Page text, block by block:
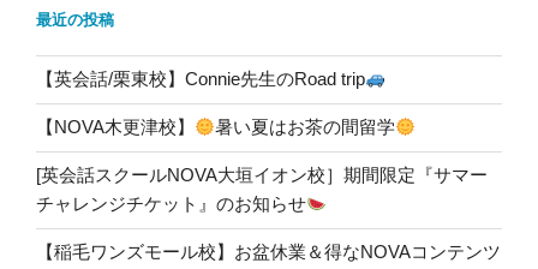
最近の投稿
【英会話/栗東校】Connie先生のRoad trip
【NOVA木更津校】 暑い夏はお茶の間留学
[英会話スクールNOVA大垣イオン校］期間限定『サマー
チャレンジチケット』のお知らせ
【稲毛ワンズモール校】お盆休業＆得なNOVAコンテンツ